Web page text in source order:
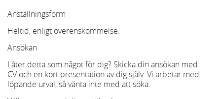
Anställningsform
Heltid, enligt överenskommelse.
Ansökan
Låter detta som något för dig? Skicka din ansökan med
CV och en kort presentation av dig själv. Vi arbetar med
löpande urval, så vänta inte med att söka.